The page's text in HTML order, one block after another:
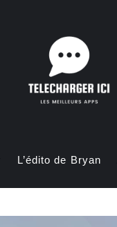
L’édito de Bryan